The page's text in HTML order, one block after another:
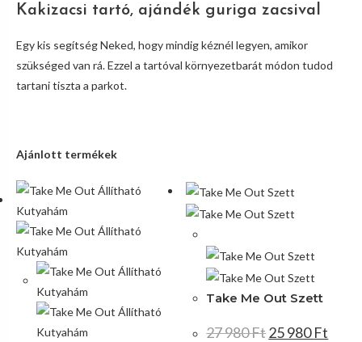
Kakizacsi tartó, ajándék guriga zacsival
Egy kis segítség Neked, hogy mindig kéznél legyen, amikor
szükséged van rá. Ezzel a tartóval környezetbarát módon tudod
tartani tiszta a parkot.
Ajánlott termékek
Take Me Out Szett
27 980Ft25 980Ft